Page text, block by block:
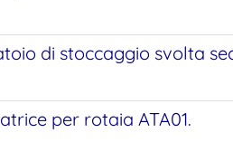
di stoccaggio svolta
per rotaia ATA01.